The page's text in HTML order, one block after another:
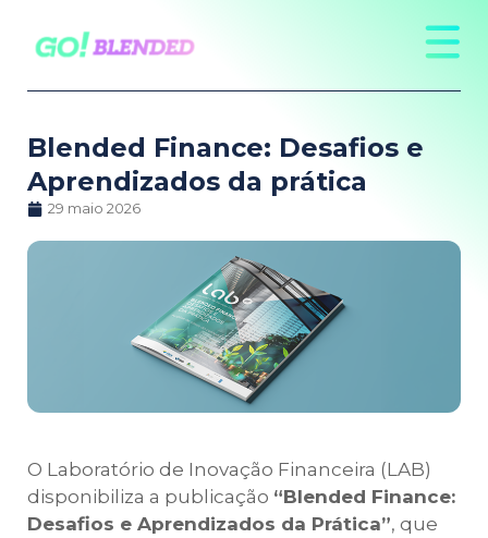
Blended Finance: Desafios e
Aprendizados da prática
29 maio 2026
O Laboratório de Inovação Financeira (LAB)
disponibiliza a publicação “Blended Finance:
Desafios e Aprendizados da Prática”, que